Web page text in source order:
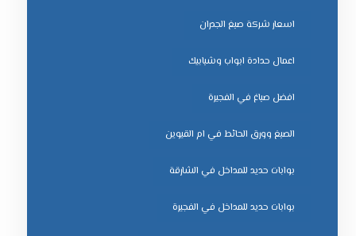
اسعار شركة صبغ الجدران
اعمال حدادة ابواب وشبابيك
افضل صباغ في الفجيرة
الصبغ وورق الحائط في ام القيوين
بوابات حديد للمداخل في الشارقة
بوابات حديد للمداخل في الفجيرة